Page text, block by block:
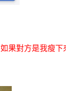
如果對方是我瘦下